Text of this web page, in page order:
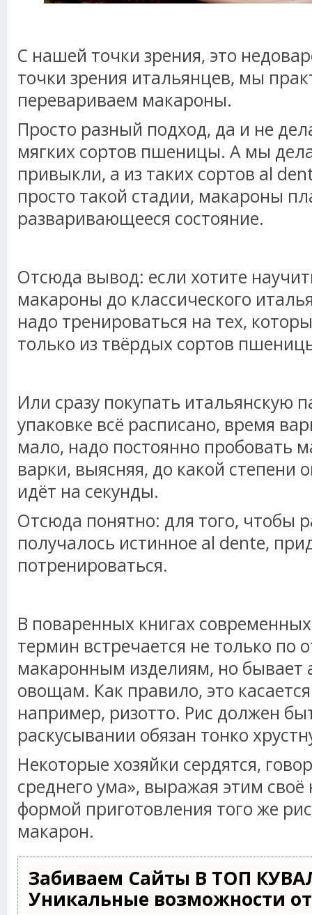
С нашей точки зрения, это
точки зрения итальянцев, мы
перевариваем макароны.
Просто разный подход, да и не
мягких сортов пшеницы. А мы
привыкли, а из таких сортов al
просто такой стадии, макароны
разваривающееся состояние.
Отсюда вывод: если хотите
макароны до классического
надо тренироваться на тех,
только из твёрдых сортов
Или сразу покупать итальянскую
упаковке всё расписано, время
мало, надо постоянно пробовать
варки, выясняя, до какой степени
идёт на секунды.
Отсюда понятно: для того, чтобы
получалось истинное al dente,
потренироваться.
В поваренных книгах
термин встречается не только по
макаронным изделиям, но бывает
овощам. Как правило, это
например, ризотто. Рис должен
раскусывании обязан тонко
Некоторые хозяйки сердятся,
среднего ума», выражая этим своё
формой приготовления того же
макарон.
Забиваем Сайты В ТОП
Уникальные возможности